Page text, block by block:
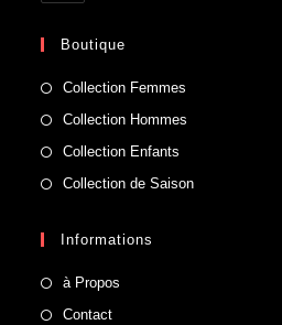
Boutique
Collection Femmes
Collection Hommes
Collection Enfants
Collection de Saison
Informations
à Propos
Contact